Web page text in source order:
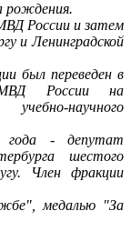
рождения.
России и затем
и Ленинградской
был переведен в
МВД России на
научного
года - депутат
шестого
Член фракции
медалью "За